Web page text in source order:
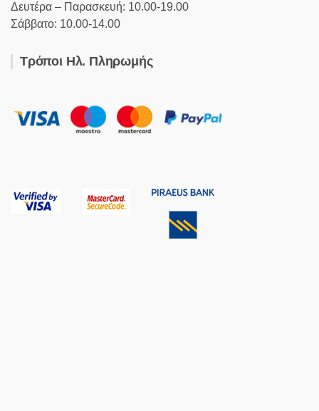
Δευτέρα – Παρασκευή: 10.00-19.00
Σάββατο: 10.00-14.00
Τρόποι Ηλ. Πληρωμής